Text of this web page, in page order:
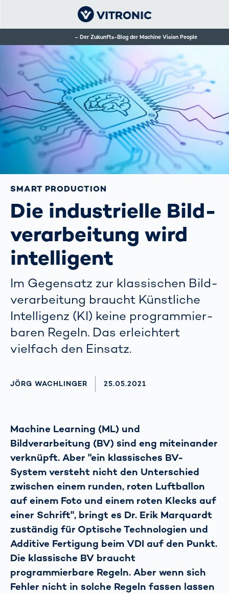
Der Zukunfts-Blog der Machine Vision People
SMART PRODUCTION
Die industrielle Bild­
verarbeitung wird
intelligent
Im Gegensatz zur klassischen Bild­
verarbeitung braucht Künstliche
Intelligenz (KI) keine programmier­
baren Regeln. Das erleichtert
vielfach den Einsatz.
AUTHOR
JÖRG WACHLINGER AKTUALISIERT AM:
25.05.2021
Machine Learning (ML) und
Bildverarbeitung (BV) sind eng miteinander
verknüpft. Aber "ein klassisches BV-
System versteht nicht den Unterschied
zwischen einem runden, roten Luftballon
auf einem Foto und einem roten Klecks auf
einer Schrift", bringt es Dr. Erik Marquardt
zuständig für Optische Technologien und
Additive Fertigung beim VDI auf den Punkt.
Die klassische BV braucht
programmierbare Regeln. Aber wenn sich
Fehler nicht in solche Regeln fassen lassen